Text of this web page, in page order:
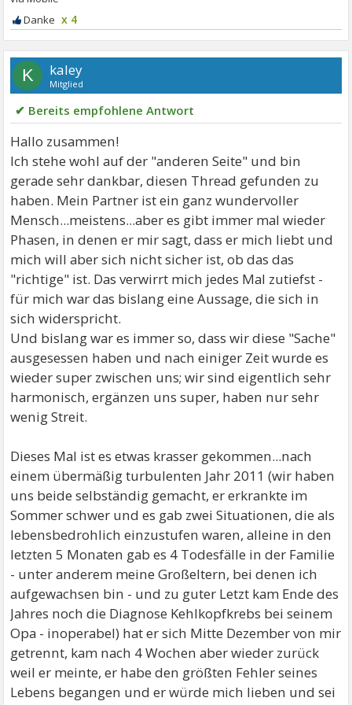
andere/n küsst, oder ständig an eine/n andere/n
denkt. Zum Beispiel: Ein Bild von dem Partner, der
einen anderen küsst, trifft unwillkürlich den
Erkrankten. Während die meisten Menschen, welche
nicht an OCD erkrankt sind, in der Lage sind diese
Bilder leicht als Paranoia auszublenden, foltert sich
der an ROCD Erkrankte selbst mit dem Gedanken der
Partner könnte untreu geworden sein.
x 4
K kaley
Mitglied
✔ Bereits empfohlene Antwort
Hallo zusammen!
Ich stehe wohl auf der "anderen Seite" und bin
gerade sehr dankbar, diesen Thread gefunden zu
haben. Mein Partner ist ein ganz wundervoller
Mensch...meistens...aber es gibt immer mal wieder
Phasen, in denen er mir sagt, dass er mich liebt und
mich will aber sich nicht sicher ist, ob das das
"richtige" ist. Das verwirrt mich jedes Mal zutiefst -
für mich war das bislang eine Aussage, die sich in
sich widerspricht.
Und bislang war es immer so, dass wir diese "Sache"
ausgesessen haben und nach einiger Zeit wurde es
wieder super zwischen uns; wir sind eigentlich sehr
harmonisch, ergänzen uns super, haben nur sehr
wenig Streit.
Dieses Mal ist es etwas krasser gekommen...nach
einem übermäßig turbulenten Jahr 2011 (wir haben
uns beide selbständig gemacht, er erkrankte im
Sommer schwer und es gab zwei Situationen, die als
lebensbedrohlich einzustufen waren, alleine in den
letzten 5 Monaten gab es 4 Todesfälle in der Familie
- unter anderem meine Großeltern, bei denen ich
aufgewachsen bin - und zu guter Letzt kam Ende des
Jahres noch die Diagnose Kehlkopfkrebs bei seinem
Opa - inoperabel) hat er sich Mitte Dezember von mir
getrennt, kam nach 4 Wochen aber wieder zurück
weil er meinte, er habe den größten Fehler seines
Lebens begangen und er würde mich lieben und sei